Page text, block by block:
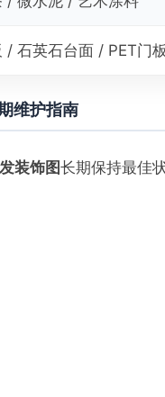
/ 石英石台面 / PET门板
维护指南
装饰图长期保持最佳